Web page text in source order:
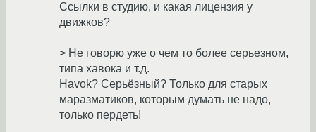
Ссылки в студию, и какая лицензия у
движков?
> Не говорю уже о чем то более серьезном,
типа хавока и т.д.
Havok? Серьёзный? Только для старых
маразматиков, которым думать не надо,
только пердеть!